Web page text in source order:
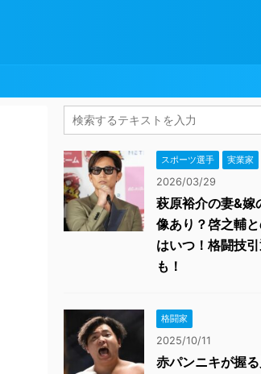
スポーツ選手 実業家
2026/03/29
萩原裕介の妻&嫁
像あり？啓之輔
はいつ！格闘技
も！
格闘家
2025/10/11
赤パンニキが握